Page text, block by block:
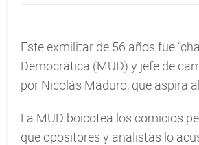
Este exmilitar de 56 años fue
Democrática (MUD) y jefe de
por Nicolás Maduro, que aspira
La MUD boicotea los comicios
que opositores y analistas lo